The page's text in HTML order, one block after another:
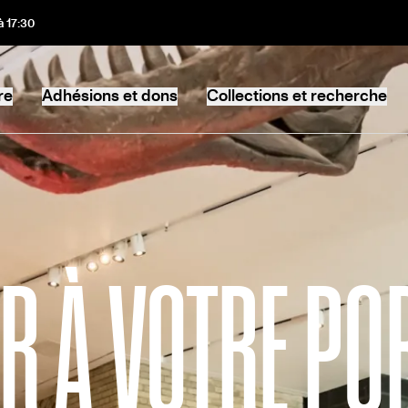
17:30
Adhésions et dons Collections et recherche
À VOTRE